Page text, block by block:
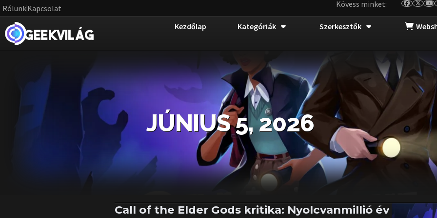
RólunkKapcsolat Kövess minket:
Kezdőlap Kategóriák Szerkesztők
JÚNIUS 5, 2026
Call of the Elder Gods kritika: Nyolcvanmillió év